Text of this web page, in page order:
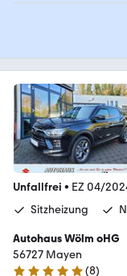
Unfallfrei • EZ 04/
Sitzheizung
Autohaus Wölm oHG
56727 Mayen
(8)